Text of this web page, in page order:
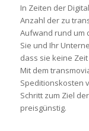
In Zeiten der
Anzahl der zu
Aufwand rund um
Sie und Ihr
dass sie keine
Mit dem
Speditionskosten
Schritt zum Ziel
preisgünstig.